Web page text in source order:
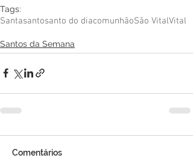
Tags:
Santasantosanto do diacomunhãoSão VitalVital
Santos da Semana
Comentários